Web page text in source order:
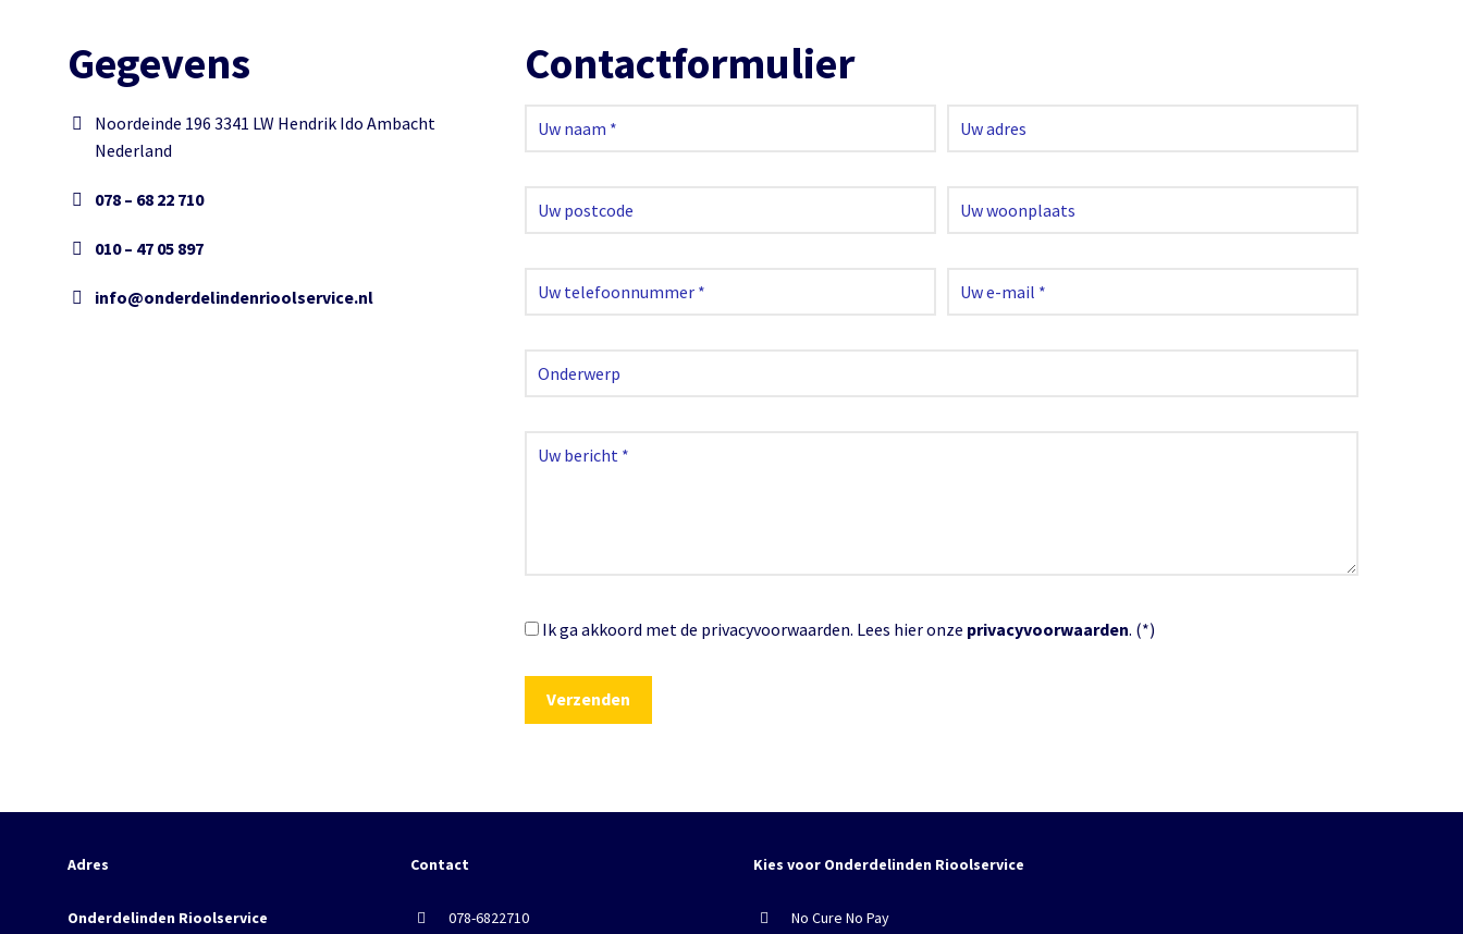
Gegevens
Noordeinde 196 3341 LW Hendrik Ido Ambacht
Nederland
078 – 68 22 710
010 – 47 05 897
info@onderdelindenrioolservice.nl
Contactformulier
Ik ga akkoord met de privacyvoorwaarden. Lees hier onze privacyvoorwaarden. (*)
Adres
Onderdelinden Rioolservice
Contact
078-6822710
Kies voor Onderdelinden Rioolservice
No Cure No Pay